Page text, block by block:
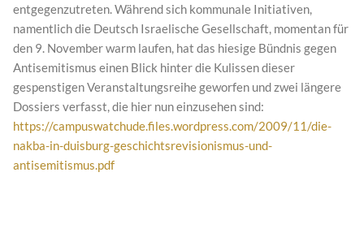
entgegenzutreten. Während sich kommunale Initiativen,
namentlich die Deutsch Israelische Gesellschaft, momentan für
den 9. November warm laufen, hat das hiesige Bündnis gegen
Antisemitismus einen Blick hinter die Kulissen dieser
gespenstigen Veranstaltungsreihe geworfen und zwei längere
Dossiers verfasst, die hier nun einzusehen sind:
https://campuswatchude.files.wordpress.com/2009/11/die-
nakba-in-duisburg-geschichtsrevisionismus-und-
antisemitismus.pdf